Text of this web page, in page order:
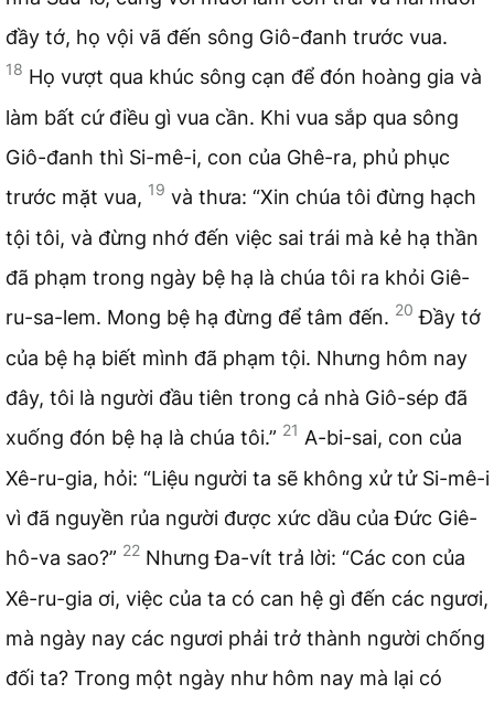
đầy tớ, họ vội vã đến sông Giô-đanh trước vua.
18 Họ vượt qua khúc sông cạn để đón hoàng gia và
làm bất cứ điều gì vua cần. Khi vua sắp qua sông
Giô-đanh thì Si-mê-i, con của Ghê-ra, phủ phục
trước mặt vua, 19 và thưa: “Xin chúa tôi đừng hạch
tội tôi, và đừng nhớ đến việc sai trái mà kẻ hạ thần
đã phạm trong ngày bệ hạ là chúa tôi ra khỏi Giê-
ru-sa-lem. Mong bệ hạ đừng để tâm đến. 20 Đầy tớ
của bệ hạ biết mình đã phạm tội. Nhưng hôm nay
đây, tôi là người đầu tiên trong cả nhà Giô-sép đã
xuống đón bệ hạ là chúa tôi.” 21 A-bi-sai, con của
Xê-ru-gia, hỏi: “Liệu người ta sẽ không xử tử Si-mê-i
vì đã nguyền rủa người được xức dầu của Đức Giê-
hô-va sao?” 22 Nhưng Đa-vít trả lời: “Các con của
Xê-ru-gia ơi, việc của ta có can hệ gì đến các ngươi,
mà ngày nay các ngươi phải trở thành người chống
đối ta? Trong một ngày như hôm nay mà lại có